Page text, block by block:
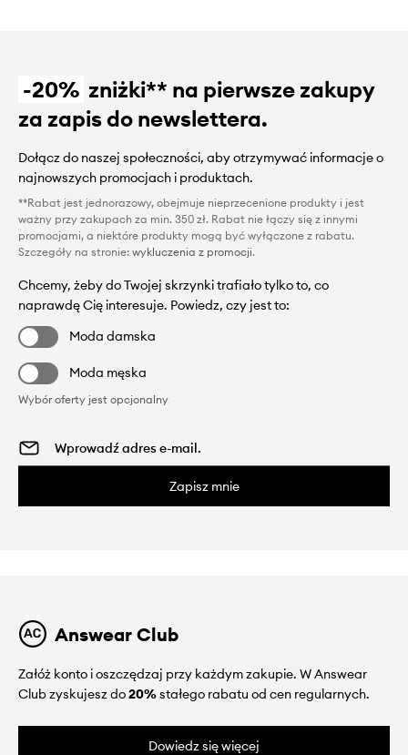
-20% zniżki** na pierwsze zakupy
za zapis do newslettera.
Dołącz do naszej społeczności, aby otrzymywać informacje o
najnowszych promocjach i produktach.
**Rabat jest jednorazowy, obejmuje nieprzecenione produkty i jest
ważny przy zakupach za min. 350 zł. Rabat nie łączy się z innymi
promocjami, a niektóre produkty mogą być wyłączone z rabatu.
Szczegóły na stronie: wykluczenia z promocji.
Chcemy, żeby do Twojej skrzynki trafiało tylko to, co
naprawdę Cię interesuje. Powiedz, czy jest to:
Moda damska
Moda męska
Wybór oferty jest opcjonalny
Zapisz mnie
Answear Club
Załóż konto i oszczędzaj przy każdym zakupie. W Answear
Club zyskujesz do20%stałego rabatu od cen regularnych.
Dowiedz się więcej